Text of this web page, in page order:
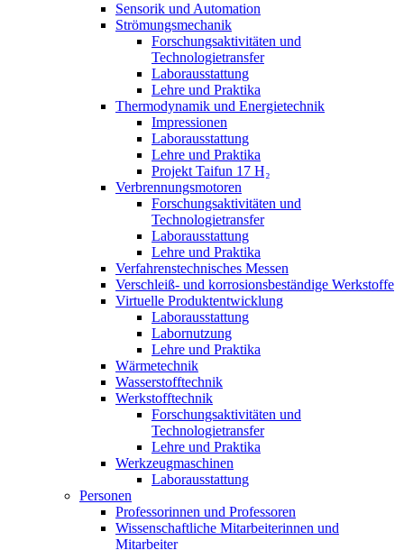
Sensorik und Automation
Strömungsmechanik
Forschungsaktivitäten und
Technologietransfer
Laborausstattung
Lehre und Praktika
Thermodynamik und Energietechnik
Impressionen
Laborausstattung
Lehre und Praktika
Projekt Taifun 17 H₂
Verbrennungsmotoren
Forschungsaktivitäten und
Technologietransfer
Laborausstattung
Lehre und Praktika
Verfahrenstechnisches Messen
Verschleiß- und korrosionsbeständige Werkstoffe
Virtuelle Produktentwicklung
Laborausstattung
Labornutzung
Lehre und Praktika
Wärmetechnik
Wasserstofftechnik
Werkstofftechnik
Forschungsaktivitäten und
Technologietransfer
Lehre und Praktika
Werkzeugmaschinen
Laborausstattung
Personen
Professorinnen und Professoren
Wissenschaftliche Mitarbeiterinnen und
Mitarbeiter